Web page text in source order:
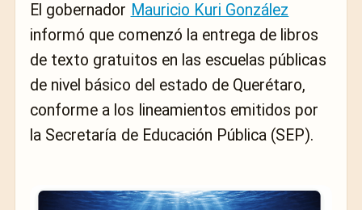
El gobernador Mauricio Kuri González
informó que comenzó la entrega de libros
de texto gratuitos en las escuelas públicas
de nivel básico del estado de Querétaro,
conforme a los lineamientos emitidos por
la Secretaría de Educación Pública (SEP).